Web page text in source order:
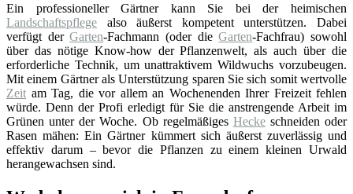
Ein professioneller Gärtner kann Sie bei der heimischen
Landschaftspflege also äußerst kompetent unterstützen. Dabei
verfügt derGarten-Fachmann (oder dieGarten-Fachfrau) sowohl
über das nötige Know-how der Pflanzenwelt, als auch über die
erforderliche Technik, um unattraktivem Wildwuchs vorzubeugen.
Mit einem Gärtner als Unterstützung sparen Sie sich somit wertvolle
Zeit am Tag, die vor allem an Wochenenden Ihrer Freizeit fehlen
würde. Denn der Profi erledigt für Sie die anstrengende Arbeit im
Grünen unter der Woche. Ob regelmäßiges Heckeschneiden oder
Rasen mähen: Ein Gärtner kümmert sich äußerst zuverlässig und
effektiv darum – bevor die Pflanzen zu einem kleinen Urwald
herangewachsen sind.